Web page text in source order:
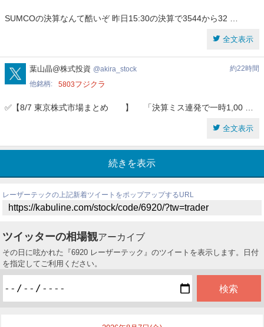
SUMCOの決算なんて酷いぞ 昨日15:30の決算で3544から32 …
全文表示
akira_stock
葉山晶@株式投資 akira_stock
約22時間
他銘柄
5803フジクラ
✅【8/7 東京株式市場まとめ 】 「決算ミス連発で一時1,00 …
全文表示
続きを表示
レーザーテックの上記新着ツイートをポップアップするURL
ツイッターの相場観アーカイブ
その日に呟かれた『6920 レーザーテック』のツイートを表示します。日付
を指定してご利用ください。
https://t.co/BE3fKkHIGx
全文表示
2 3 4 5 6 >
直近のレーザーテックのツイッターの反応
2026年8月7日(金)
2026年8月6日(木) 2026年8月5日(水)